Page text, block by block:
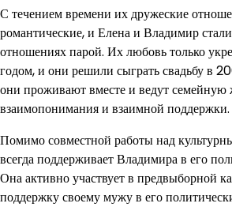
С течением времени их дружеские
романтические, и Елена и Владимир
отношениях парой. Их любовь только
годом, и они решили сыграть свадьбу в
они проживают вместе и ведут
взаимопонимания и взаимной поддержки.
Помимо совместной работы над
всегда поддерживает Владимира в его
Она активно участвует в предвыборной
поддержку своему мужу в его